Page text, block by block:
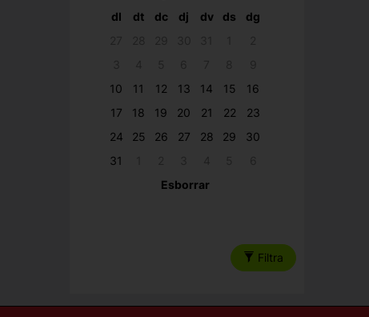
dl
dt dc dj dv ds
dg
10
11 12 13 14 15
16
17
18 19 20 21 22
23
24
25 26 27 28 29
30
31
Esborrar
Filtra